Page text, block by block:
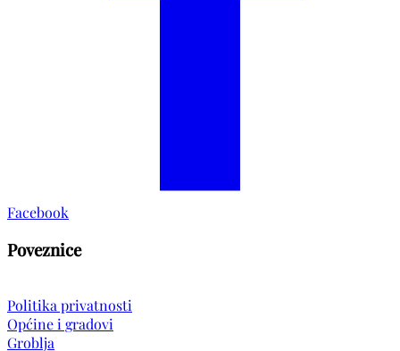
Facebook
Poveznice
Politika privatnosti
Općine i gradovi
Groblja